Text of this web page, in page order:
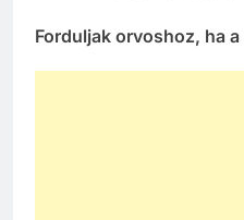
Forduljak orvoshoz, ha